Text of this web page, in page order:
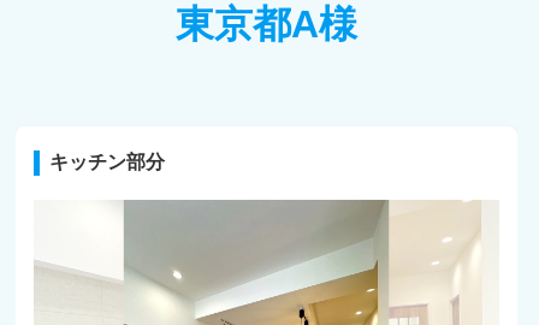
東京都A様
キッチン部分